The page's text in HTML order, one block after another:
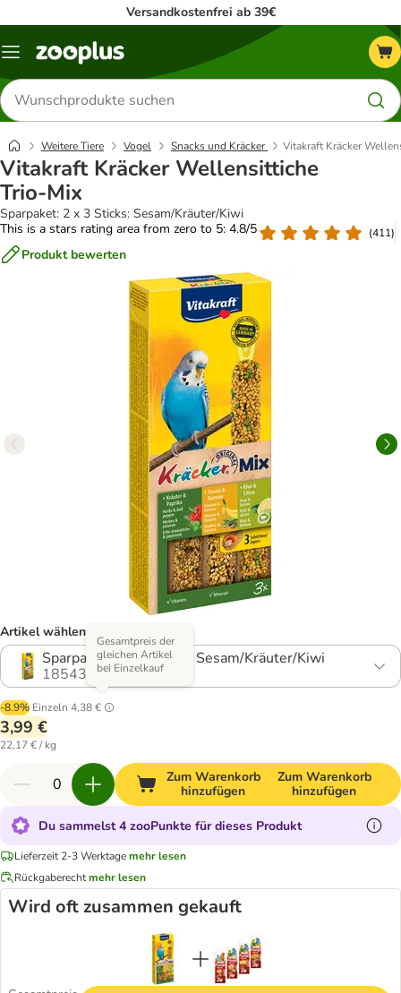
Versandkostenfrei ab 39€
Menü
Produkte
suchen
Weitere Tiere Vogel Snacks und Kräcker Vitakraft Kräcker
Vitakraft Kräcker Wellensittiche
Trio-Mix
Sparpaket: 2 x 3 Sticks: Sesam/Kräuter/Kiwi
This is a stars rating area from zero to 5: 4.8/5
(411)
Produkt bewerten
Artikel wählen (4 Varianten)
Sparpaket: 2 x 3 Sticks: Sesam/Kräuter/Kiwi
1854312.1
-8.9% Einzeln 4,38 €
Gesamtpreis der
gleichen Artikel
bei Einzelkauf
3,99 €
22,17 € / kg
Zum Warenkorb
hinzufügen
Zum Warenkorb
hinzufügen
Du sammelst 4 zooPunkte für dieses Produkt
Lieferzeit 2-3 Werktagemehr lesen
Rückgaberechtmehr lesen
Wird oft zusammen gekauft